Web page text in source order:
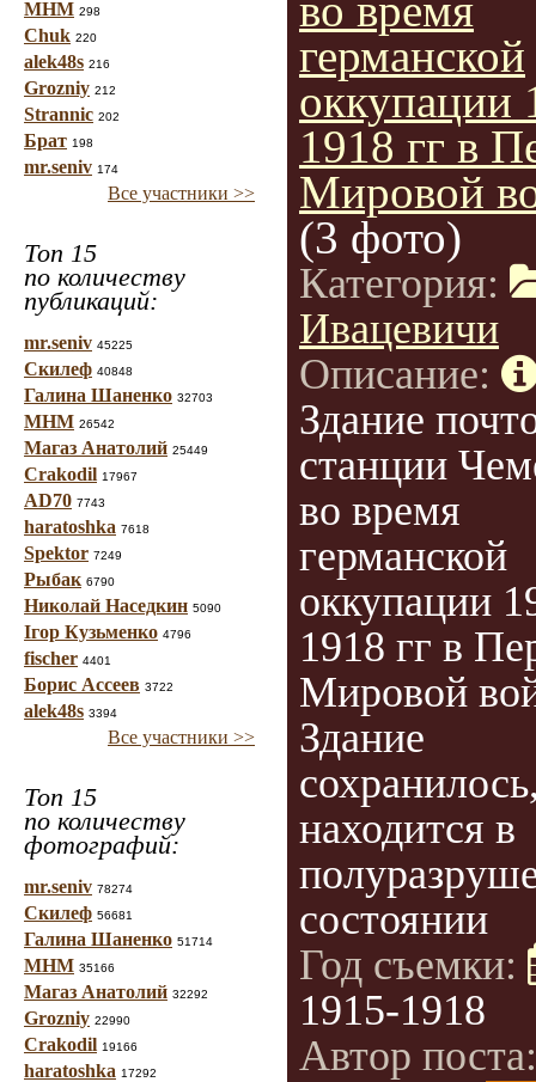
МНМ 298
Chuk 220
alek48s 216
Grozniy 212
Strannic 202
Брат 198
mr.seniv 174
Все участники >>
Топ 15
по количеству
публикаций:
mr.seniv 45225
Скилеф 40848
Галина Шаненко 32703
МНМ 26542
Магаз Анатолий 25449
Crakodil 17967
AD70 7743
haratoshka 7618
Spektor 7249
Рыбак 6790
Николай Наседкин 5090
Ігор Кузьменко 4796
fischer 4401
Борис Ассеев 3722
alek48s 3394
Все участники >>
Топ 15
по количеству
фотографий:
mr.seniv 78274
Скилеф 56681
Галина Шаненко 51714
МНМ 35166
Магаз Анатолий 32292
Grozniy 22990
Crakodil 19166
haratoshka 17292
германской
оккупации
1918 гг в
Мировой
(3 фото)
Категория:
Ивацевичи
Описание:
Здание
станции
во время
германской
оккупации
1918 гг в
Мировой
Здание
находится в
состоянии
Год съемки:
1915-1918
Автор